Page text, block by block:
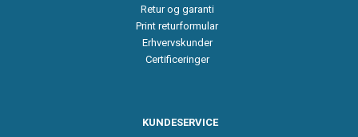
Retur og garanti
Print returformular
Erhvervskunder
Certificeringer
KUNDESERVICE